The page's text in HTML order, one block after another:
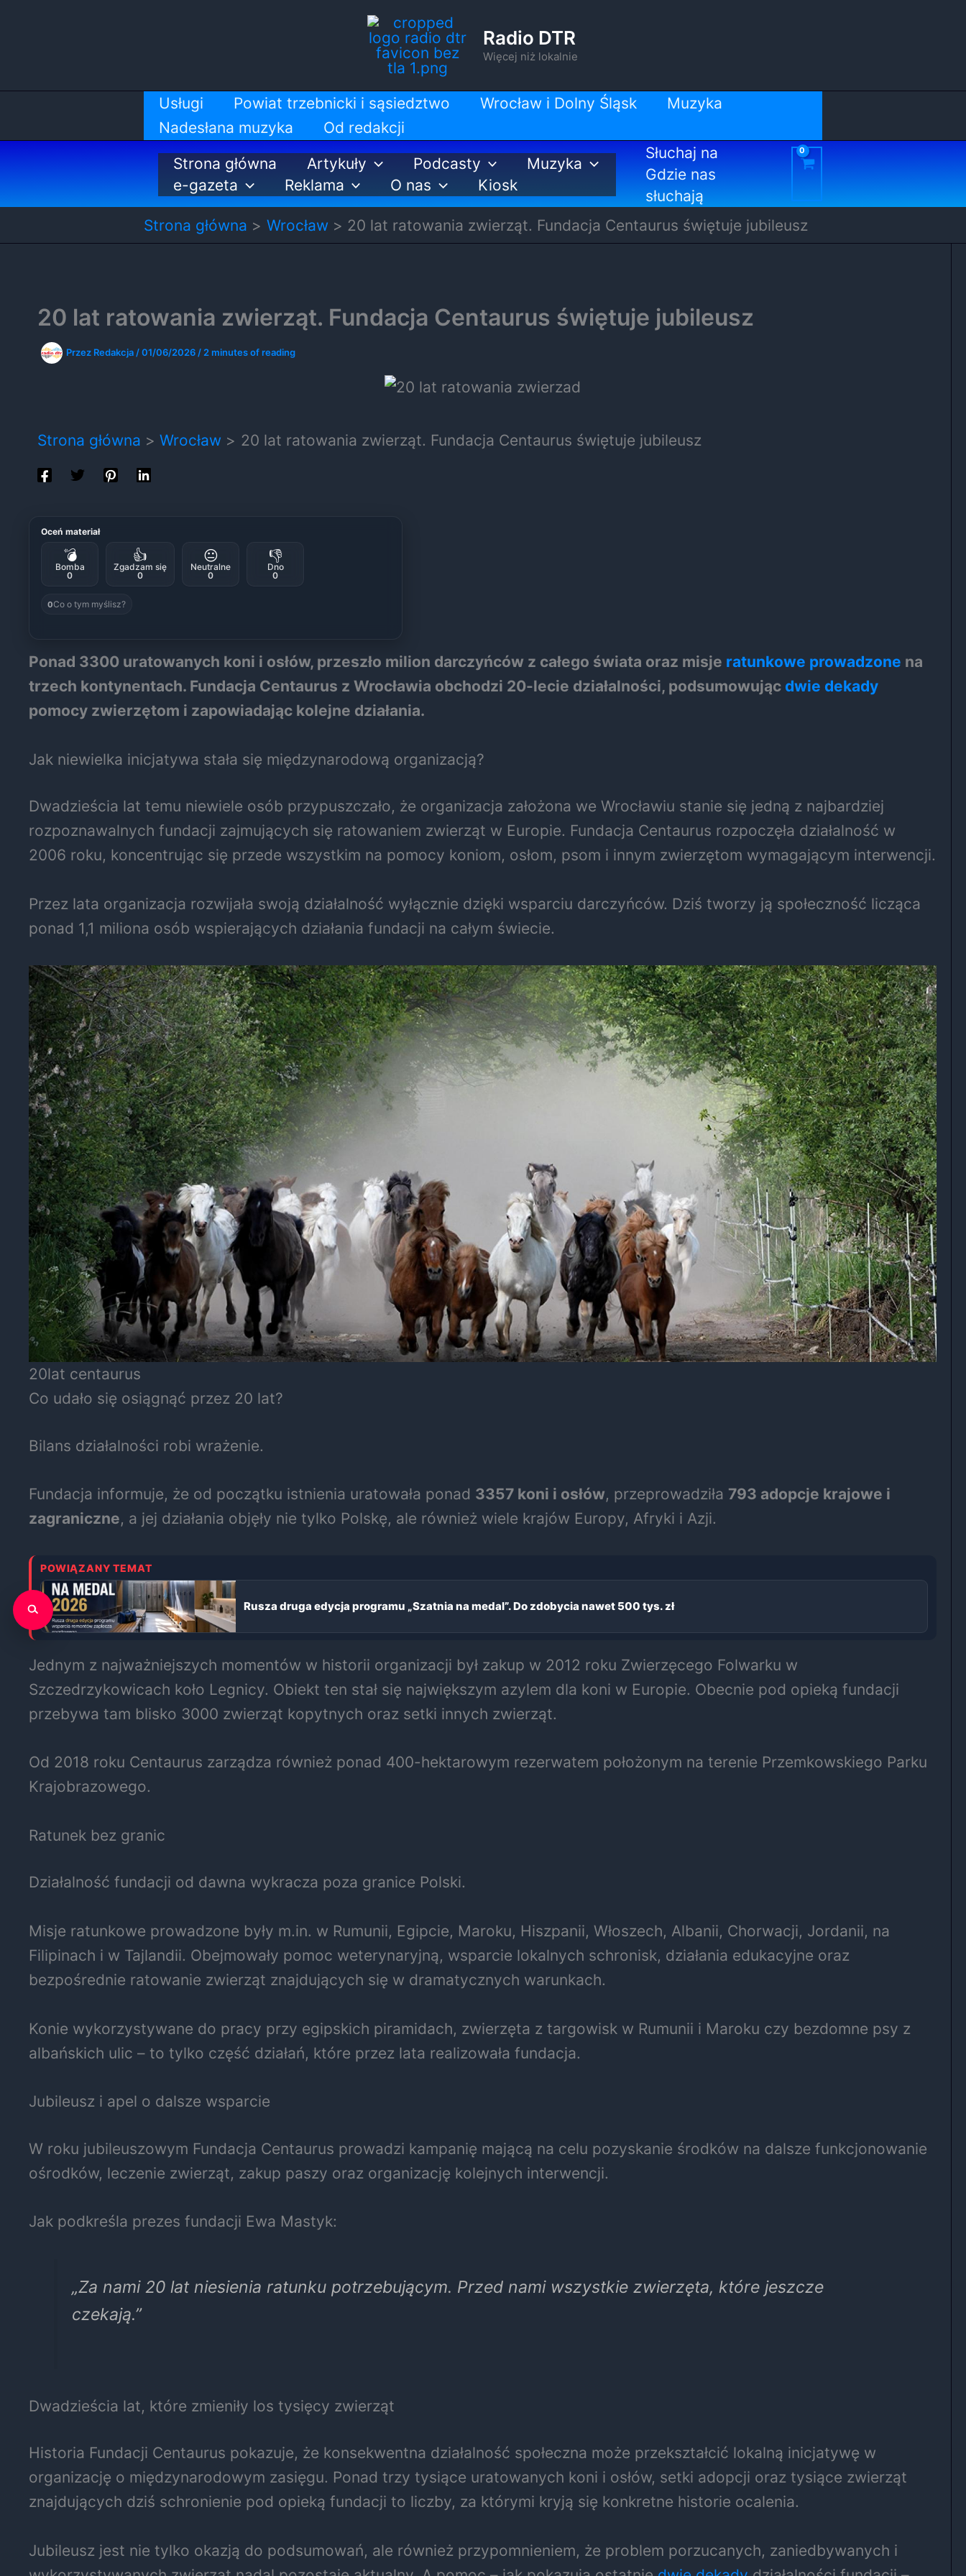
Radio DTR
Więcej niż lokalnie
Usługi Powiat trzebnicki i sąsiedztwo Wrocław i Dolny Śląsk
Muzyka
Nadesłana muzyka
Od redakcji
Strona główna
Artykuły Podcasty
Muzyka
e-gazeta
Reklama O nas Kiosk
Słuchaj na
Gdzie nas
słuchają
Strona główna
Wrocław 20 lat ratowania zwierząt. Fundacja Centaurus świętuje jubileusz
20 lat ratowania zwierząt. Fundacja Centaurus świętuje jubileusz
Przez Redakcja /01/06/2026 / 2 minutes of reading
Strona główna Wrocław 20 lat ratowania zwierząt. Fundacja Centaurus świętuje jubileusz
Oceń materiał
💣
Bomba
0
👍
Zgadzam się
0
😐
Neutralne
0
👎
Dno
0
0Co o tym myślisz?
Ponad 3300 uratowanych koni i osłów, przeszło milion darczyńców z całego świata oraz misje ratunkowe prowadzone na
trzech kontynentach. Fundacja Centaurus z Wrocławia obchodzi 20-lecie działalności, podsumowując dwie dekady
pomocy zwierzętom i zapowiadając kolejne działania.
Jak niewielka inicjatywa stała się międzynarodową organizacją?
Dwadzieścia lat temu niewiele osób przypuszczało, że organizacja założona we Wrocławiu stanie się jedną z najbardziej
rozpoznawalnych fundacji zajmujących się ratowaniem zwierząt w Europie. Fundacja Centaurus rozpoczęła działalność w
2006 roku, koncentrując się przede wszystkim na pomocy koniom, osłom, psom i innym zwierzętom wymagającym interwencji.
Przez lata organizacja rozwijała swoją działalność wyłącznie dzięki wsparciu darczyńców. Dziś tworzy ją społeczność licząca
ponad 1,1 miliona osób wspierających działania fundacji na całym świecie.
20lat centaurus
Co udało się osiągnąć przez 20 lat?
Bilans działalności robi wrażenie.
Fundacja informuje, że od początku istnienia uratowała ponad 3357 koni i osłów, przeprowadziła 793 adopcje krajowe i
zagraniczne, a jej działania objęły nie tylko Polskę, ale również wiele krajów Europy, Afryki i Azji.
POWIĄZANY TEMAT
Rusza druga edycja programu „Szatnia na medal”. Do zdobycia nawet 500 tys. zł
Jednym z najważniejszych momentów w historii organizacji był zakup w 2012 roku Zwierzęcego Folwarku w
Szczedrzykowicach koło Legnicy. Obiekt ten stał się największym azylem dla koni w Europie. Obecnie pod opieką fundacji
przebywa tam blisko 3000 zwierząt kopytnych oraz setki innych zwierząt.
Od 2018 roku Centaurus zarządza również ponad 400-hektarowym rezerwatem położonym na terenie Przemkowskiego Parku
Krajobrazowego.
Ratunek bez granic
Działalność fundacji od dawna wykracza poza granice Polski.
Misje ratunkowe prowadzone były m.in. w Rumunii, Egipcie, Maroku, Hiszpanii, Włoszech, Albanii, Chorwacji, Jordanii, na
Filipinach i w Tajlandii. Obejmowały pomoc weterynaryjną, wsparcie lokalnych schronisk, działania edukacyjne oraz
bezpośrednie ratowanie zwierząt znajdujących się w dramatycznych warunkach.
Konie wykorzystywane do pracy przy egipskich piramidach, zwierzęta z targowisk w Rumunii i Maroku czy bezdomne psy z
albańskich ulic – to tylko część działań, które przez lata realizowała fundacja.
Jubileusz i apel o dalsze wsparcie
W roku jubileuszowym Fundacja Centaurus prowadzi kampanię mającą na celu pozyskanie środków na dalsze funkcjonowanie
ośrodków, leczenie zwierząt, zakup paszy oraz organizację kolejnych interwencji.
Jak podkreśla prezes fundacji Ewa Mastyk:
„Za nami 20 lat niesienia ratunku potrzebującym. Przed nami wszystkie zwierzęta, które jeszcze
czekają.”
Dwadzieścia lat, które zmieniły los tysięcy zwierząt
Historia Fundacji Centaurus pokazuje, że konsekwentna działalność społeczna może przekształcić lokalną inicjatywę w
organizację o międzynarodowym zasięgu. Ponad trzy tysiące uratowanych koni i osłów, setki adopcji oraz tysiące zwierząt
znajdujących dziś schronienie pod opieką fundacji to liczby, za którymi kryją się konkretne historie ocalenia.
Jubileusz jest nie tylko okazją do podsumowań, ale również przypomnieniem, że problem porzucanych, zaniedbywanych i